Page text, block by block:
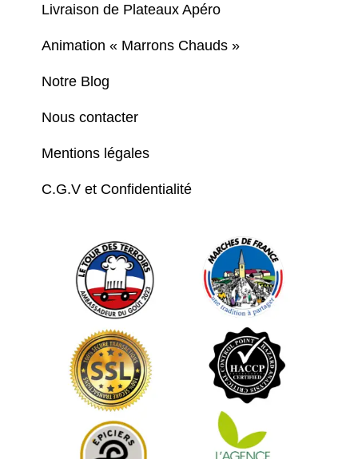
Livraison de Plateaux Apéro
Animation « Marrons Chauds »
Notre Blog
Nous contacter
Mentions légales
C.G.V et Confidentialité